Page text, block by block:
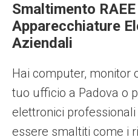
Smaltimento
Apparecchiature
Aziendali
Hai computer, monitor
tuo ufficio a Padova o
elettronici professionali
essere smaltiti come i